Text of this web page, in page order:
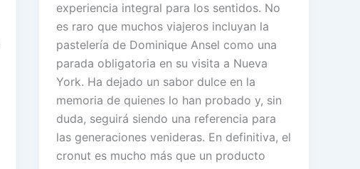
experiencia integral para los sentidos. No
es raro que muchos viajeros incluyan la
pastelería de Dominique Ansel como una
parada obligatoria en su visita a Nueva
York. Ha dejado un sabor dulce en la
memoria de quienes lo han probado y, sin
duda, seguirá siendo una referencia para
las generaciones venideras. En definitiva, el
cronut es mucho más que un producto